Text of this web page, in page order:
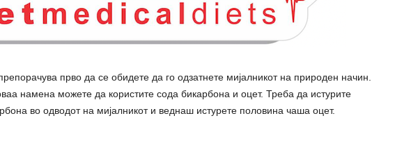
прво да се обидете да го одзатнете мијалникот на природен начин.
намена можете да користите сода бикарбона и оцет. Треба да истурите
во одводот на мијалникот и веднаш истурете половина чаша оцет.